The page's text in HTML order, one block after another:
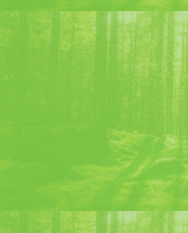
Cócteles Chartreuse
+33(0)4 76
10 Boulevard Edgar Kofler –
L’abus